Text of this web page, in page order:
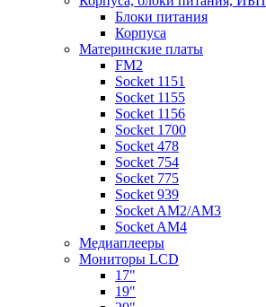
Блоки питания
Корпуса
Материнские платы
FM2
Socket 1151
Socket 1155
Socket 1156
Socket 1700
Socket 478
Socket 754
Socket 775
Socket 939
Socket AM2/AM3
Socket AM4
Медиаплееры
Мониторы LCD
17"
19"